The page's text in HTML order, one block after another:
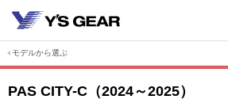
モデルから選ぶ
PAS CITY-C（2024～2025）